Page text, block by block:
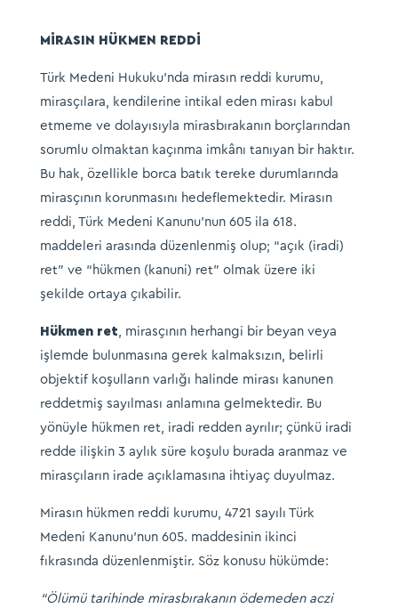
MİRASIN HÜKMEN REDDİ
Türk Medeni Hukuku’nda mirasın reddi kurumu,
mirasçılara, kendilerine intikal eden mirası kabul
etmeme ve dolayısıyla mirasbırakanın borçlarından
sorumlu olmaktan kaçınma imkânı tanıyan bir haktır.
Bu hak, özellikle borca batık tereke durumlarında
mirasçının korunmasını hedeflemektedir. Mirasın
reddi, Türk Medeni Kanunu’nun 605 ila 618.
maddeleri arasında düzenlenmiş olup; “açık (iradi)
ret” ve “hükmen (kanuni) ret” olmak üzere iki
şekilde ortaya çıkabilir.
Hükmen ret, mirasçının herhangi bir beyan veya
işlemde bulunmasına gerek kalmaksızın, belirli
objektif koşulların varlığı halinde mirası kanunen
reddetmiş sayılması anlamına gelmektedir. Bu
yönüyle hükmen ret, iradi redden ayrılır; çünkü iradi
redde ilişkin 3 aylık süre koşulu burada aranmaz ve
mirasçıların irade açıklamasına ihtiyaç duyulmaz.
Mirasın hükmen reddi kurumu, 4721 sayılı Türk
Medeni Kanunu’nun 605. maddesinin ikinci
fıkrasında düzenlenmiştir. Söz konusu hükümde:
“Ölümü tarihinde mirasbırakanın ödemeden aczi